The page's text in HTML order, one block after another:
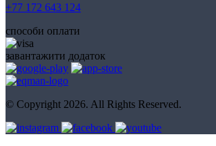
+77 172 643 124
способи оплати
завантажити додаток
© Copyright 2026. All Rights Reserved.